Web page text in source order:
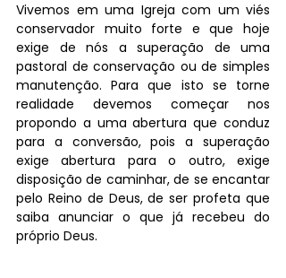
Vivemos em uma Igreja com um viés
conservador muito forte e que hoje
exige de nós a superação de uma
pastoral de conservação ou de simples
manutenção. Para que isto se torne
realidade devemos começar nos
propondo a uma abertura que conduz
para a conversão, pois a superação
exige abertura para o outro, exige
disposição de caminhar, de se encantar
pelo Reino de Deus, de ser profeta que
saiba anunciar o que já recebeu do
próprio Deus.